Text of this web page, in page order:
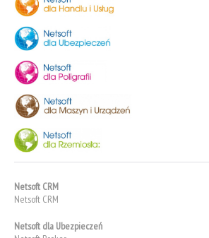
Netsoft CRM
Netsoft CRM
Netsoft dla Ubezpieczeń